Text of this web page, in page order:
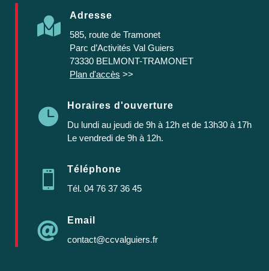

Adresse
585, route de Tramonet
Parc d’Activités Val Guiers
73330 BELMONT-TRAMONET
Plan d'accès >>

Horaires d'ouverture
Du lundi au jeudi de 9h à 12h et de 13h30 à 17h
Le vendredi de 9h à 12h.

Téléphone
Tél. 04 76 37 36 45

Email
contact@ccvalguiers.fr